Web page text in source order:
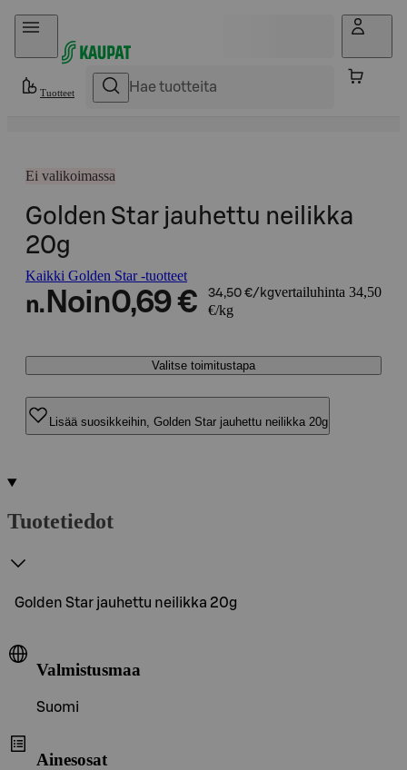
Hyppää sisältöön
Tuotteet
Ei valikoimassa
Golden Star jauhettu neilikka
20g
Kaikki Golden Star -tuotteet
n. Noin0,69 € 34,50 €/kgvertailuhinta 34,50
€/kg
Valitse toimitustapa
Lisää suosikkeihin, Golden Star jauhettu neilikka 20g
Tuotetiedot
Golden Star jauhettu neilikka 20g
Valmistusmaa
Suomi
Ainesosat